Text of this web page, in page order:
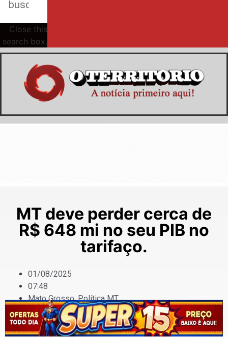
Close this
search box.
MT deve perder cerca de
R$ 648 mi no seu PIB no
tarifaço.
01/08/2025
07:48
Mato Grosso,Política MT